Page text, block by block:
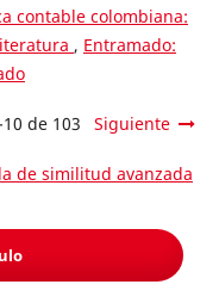
contable colombiana:
, Entramado:
10 de 103 Siguiente
de similitud avanzada